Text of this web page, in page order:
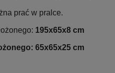
prać w pralce.
195x65x8 cm
65x65x25 cm